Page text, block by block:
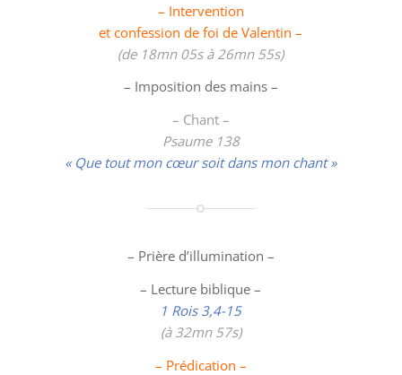
– Intervention
et confession de foi de Valentin –
(de 18mn 05s à 26mn 55s)
– Imposition des mains –
– Chant –
Psaume 138
« Que tout mon cœur soit dans mon chant »
– Prière d’illumination –
– Lecture biblique –
1 Rois 3,4-15
(à 32mn 57s)
– Prédication –